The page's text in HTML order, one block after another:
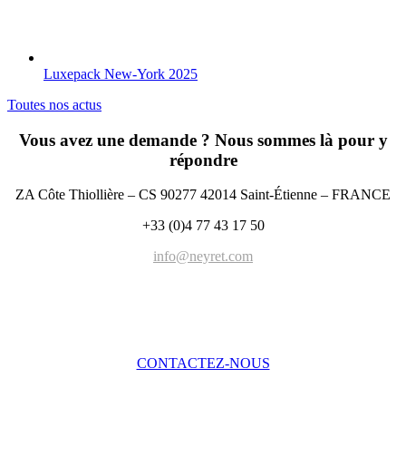
Luxepack New-York 2025
Toutes nos actus
Vous avez une demande ? Nous sommes là pour y
répondre
ZA Côte Thiollière – CS 90277 42014 Saint-Étienne – FRANCE
+33 (0)4 77 43 17 50
info@neyret.com
CONTACTEZ-NOUS